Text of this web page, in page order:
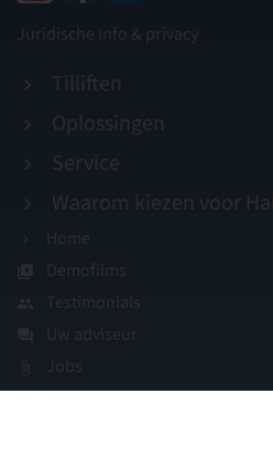
Juridische info & privacy
Tilliften
Service
Contact